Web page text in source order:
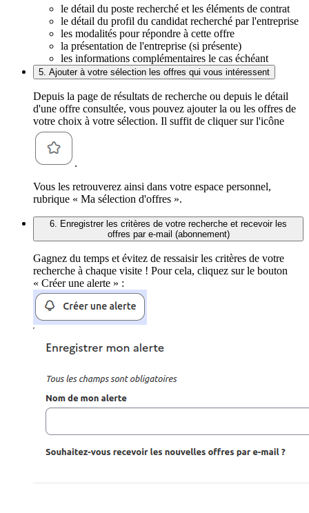
le détail du poste recherché et les éléments de contrat
le détail du profil du candidat recherché par l'entreprise
les modalités pour répondre à cette offre
la présentation de l'entreprise (si présente)
les informations complémentaires le cas échéant
5. Ajouter à votre sélection les offres qui vous intéressent
Depuis la page de résultats de recherche ou depuis le détail
d'une offre consultée, vous pouvez ajouter la ou les offres de
votre choix à votre sélection. Il suffit de cliquer sur l'icône
.
Vous les retrouverez ainsi dans votre espace personnel,
rubrique « Ma sélection d'offres ».
6. Enregistrer les critères de votre recherche et recevoir les
offres par e-mail (abonnement)
Gagnez du temps et évitez de ressaisir les critères de votre
recherche à chaque visite ! Pour cela, cliquez sur le bouton
« Créer une alerte » :